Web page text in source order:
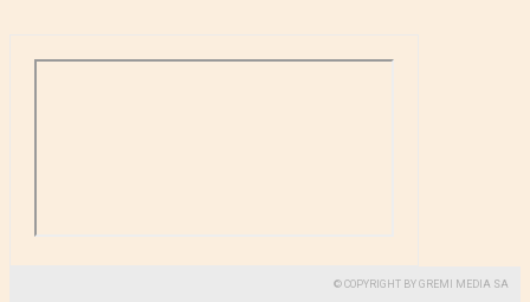
© COPYRIGHT BY GREMI MEDIA SA